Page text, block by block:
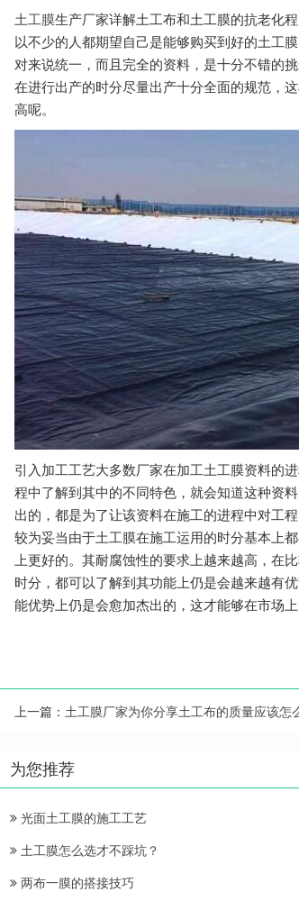
土工膜生产厂家详解土工布和土工膜的抗老化
以不少的人都期望自己是能够购买到好的土工
对来说统一，而且完全的资料，是十分不错的
在进行出产的时分尽量出产十分全面的规范，
高呢。
引入加工工艺大多数厂家在加工土工膜资料的
程中了解到其中的不同特色，就会知道这种资
出的，都是为了让该资料在施工的进程中对工
较为妥当由于土工膜在施工运用的时分基本上
上更好的。其耐腐蚀性的要求上越来越高，在
时分，都可以了解到其功能上仍是会越来越有
能优势上仍是会愈加杰出的，这才能够在市场
上一篇： 土工膜厂家为你分享土工布的质量应该怎
为您推荐
光面土工膜的施工工艺
土工膜怎么选才不踩坑？
两布一膜的搭接技巧